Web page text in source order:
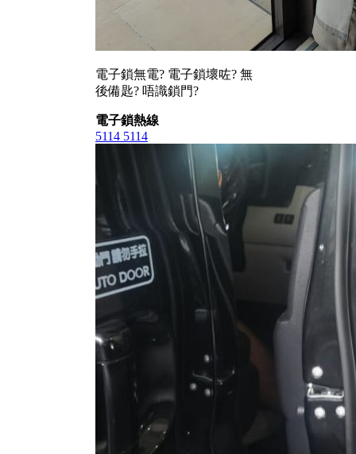
電子鎖無電? 電子鎖壞咗? 無
後備匙? 唔識鎖門?
電子鎖熱線
5114 5114